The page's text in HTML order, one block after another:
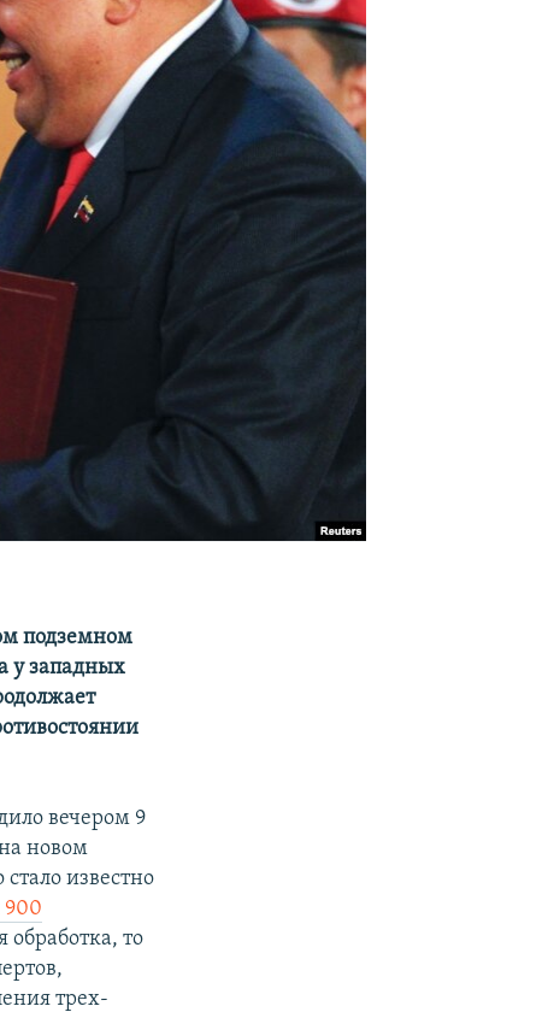
подземном
у западных
вечером 9
новом
известно
900
то
трех-